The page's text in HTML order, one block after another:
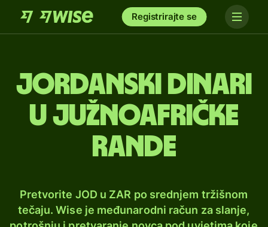
Registrirajte se
Jordanski dinari
u južnoafričke
rande
Pretvorite JOD u ZAR po srednjem tržišnom
tečaju. Wise je međunarodni račun za slanje,